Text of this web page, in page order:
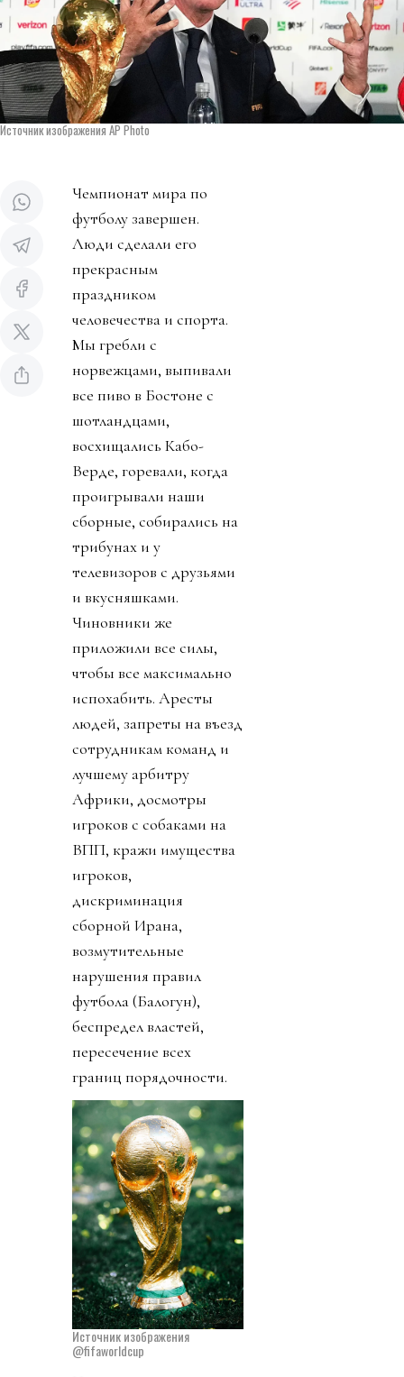
Источник изображения AP Photo
Чемпионат мира по
футболу завершен.
Люди сделали его
прекрасным
праздником
человечества и спорта.
Мы гребли с
норвежцами, выпивали
все пиво в Бостоне с
шотландцами,
восхищались Кабо-
Верде, горевали, когда
проигрывали наши
сборные, собирались на
трибунах и у
телевизоров с друзьями
и вкусняшками.
Чиновники же
приложили все силы,
чтобы все максимально
испохабить. Аресты
людей, запреты на въезд
сотрудникам команд и
лучшему арбитру
Африки, досмотры
игроков с собаками на
ВПП, кражи имущества
игроков,
дискриминация
сборной Ирана,
возмутительные
нарушения правил
футбола (Балогун),
беспредел властей,
пересечение всех
границ порядочности.
Источник изображения
@fifaworldcup